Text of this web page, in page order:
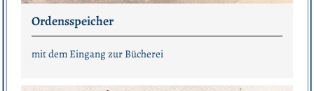
Ordensspeicher
mit dem Eingang zur Bücherei